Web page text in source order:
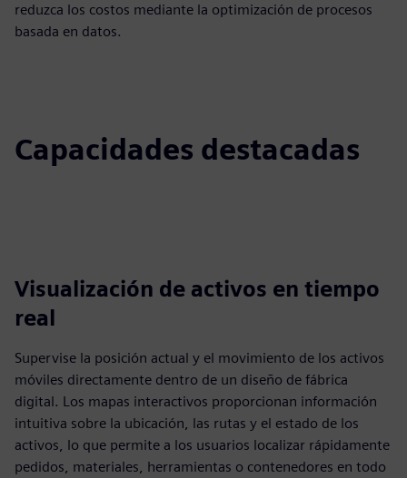
reduzca los costos mediante la optimización de procesos
basada en datos.
Capacidades destacadas
Visualización de activos en tiempo
real
Supervise la posición actual y el movimiento de los activos
móviles directamente dentro de un diseño de fábrica
digital. Los mapas interactivos proporcionan información
intuitiva sobre la ubicación, las rutas y el estado de los
activos, lo que permite a los usuarios localizar rápidamente
pedidos, materiales, herramientas o contenedores en todo